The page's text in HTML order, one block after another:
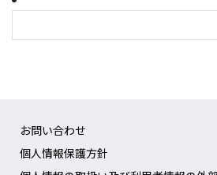
お問い合わせ
個人情報保護方針